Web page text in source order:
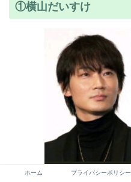
①横山だいすけ
ホーム プライバシーポリシー